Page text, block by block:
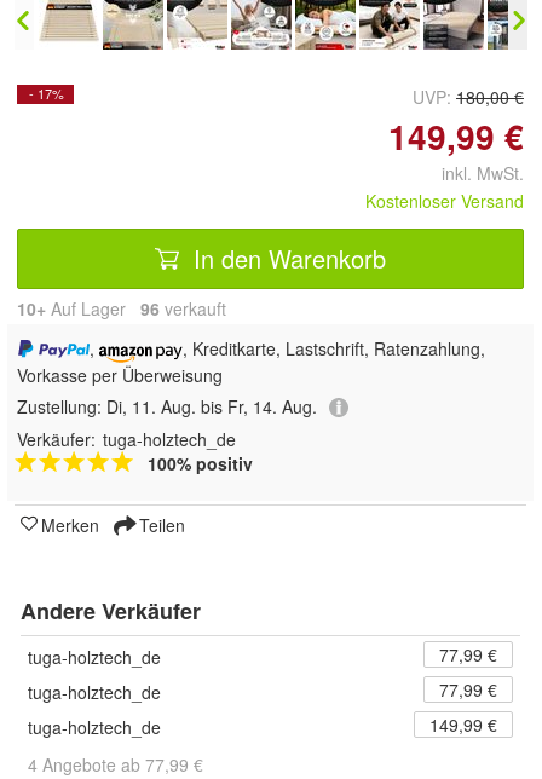
- 17% UVP: 180,00 €
149,99 €
inkl. MwSt.
Kostenloser Versand
In den Warenkorb
10+ Auf Lager 96 verkauft
,
, Kreditkarte, Lastschrift, Ratenzahlung,
Vorkasse per Überweisung
Zustellung: Di, 11. Aug. bis Fr, 14. Aug.
Verkäufer: tuga-holztech_de
100% positiv
Merken Teilen
Andere Verkäufer
tuga-holztech_de
77,99 €
tuga-holztech_de
77,99 €
tuga-holztech_de
149,99 €
4 Angebote ab 77,99 €